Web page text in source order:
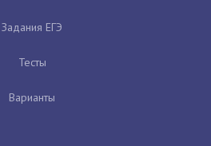
Задания ЕГЭ
Тесты
Варианты